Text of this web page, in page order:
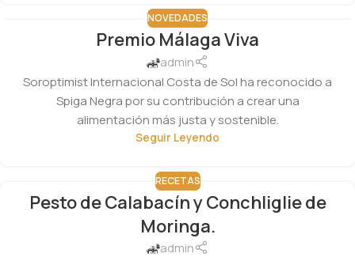
NOVEDADES
Premio Málaga Viva
admin
Soroptimist Internacional Costa de Sol ha reconocido a
Spiga Negra por su contribución a crear una
alimentación más justa y sostenible.
Seguir Leyendo
RECETAS
Pesto de Calabacín y Conchliglie de
Moringa.
admin